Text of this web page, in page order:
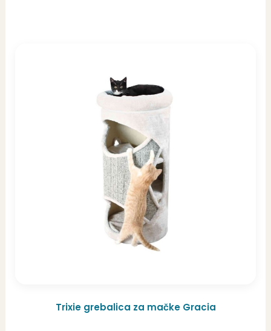
Trixie grebalica za mačke Gracia